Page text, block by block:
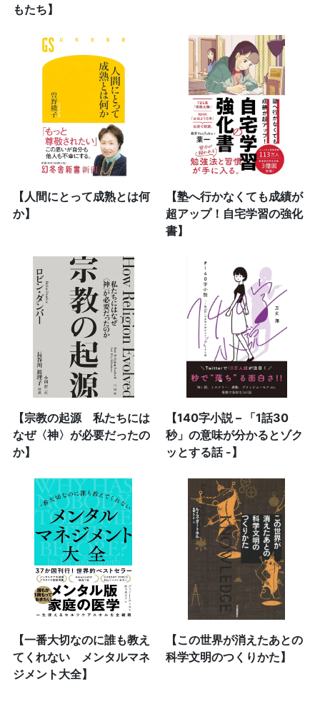
もたち】
【人間にとって成熟とは何
か】
【塾へ行かなくても成績が
超アップ！自宅学習の強化
書】
【宗教の起源 私たちには
なぜ〈神〉が必要だったの
か】
【140字小説 – 「1話30
秒」の意味が分かるとゾク
ッとする話 -】
【一番大切なのに誰も教え
てくれない メンタルマネ
ジメント大全】
【この世界が消えたあとの
科学文明のつくりかた】